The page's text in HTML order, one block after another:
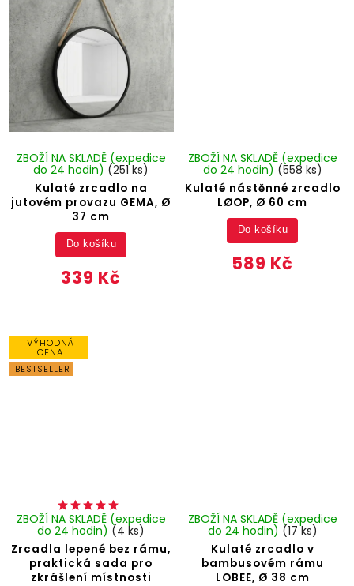
Kulaté zrcadlo na
jutovém provazu GEMA, Ø
37 cm
ZBOŽÍ NA SKLADĚ (expedice
do 24 hodin) (251 ks)
339 Kč
Do košíku
Kulaté nástěnné zrcadlo
LØOP, Ø 60 cm
ZBOŽÍ NA SKLADĚ (expedice
do 24 hodin) (558 ks)
589 Kč
Do košíku
VÝHODNÁ
CENA
BESTSELLER
Zrcadla lepené bez rámu,
praktická sada pro
zkrášlení místnosti
ZBOŽÍ NA SKLADĚ (expedice
do 24 hodin) (4 ks)
Kulaté zrcadlo v
bambusovém rámu
LOBEE, Ø 38 cm
ZBOŽÍ NA SKLADĚ (expedice
do 24 hodin) (17 ks)